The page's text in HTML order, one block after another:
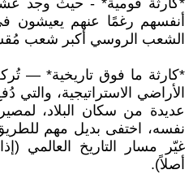
*كارثة قومية* - حيث وجد
أنفسهم رغمًا عنهم
الشعب الروسي أكبر شعب
*كارثة ما فوق تاريخية* —
الأراضي الاستراتيجية، والتي
عديدة من سكان البلاد،
نفسه، اختفى بديل مهم للطريق
غيّر مسار التاريخ العالمي
أصلاً).